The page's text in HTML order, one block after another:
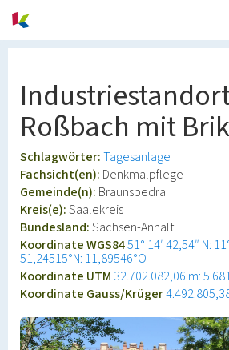
Roßbach mit
Schlagwörter:Tagesanlage
Fachsicht(en): Denkmalpflege
Gemeinde(n): Braunsbedra
Kreis(e):Saalekreis
Bundesland:Sachsen-Anhalt
Koordinate WGS8451° 14′ 42,54″ N:
51,24515°N: 11,89546°O
Koordinate UTM 32.702.082,06 m:
Koordinate Gauss/Krüger